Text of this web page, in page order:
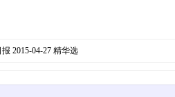
2015-04-27 精华选